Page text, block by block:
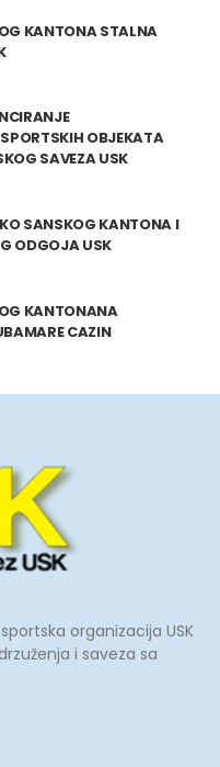
KANTONA STALNA
OBJEKATA
SAVEZA USK
SANSKOG KANTONA I
ODGOJA USK
KANTONANA
CAZIN
organizacija USK
i saveza sa